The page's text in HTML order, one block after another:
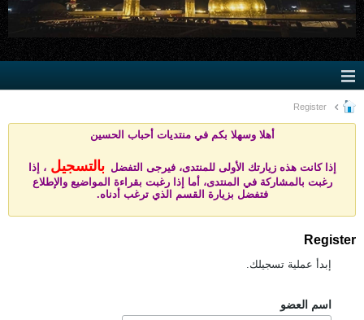
Register
أهلا وسهلا بكم في منتديات أحباب الحسين
إذا كانت هذه زيارتك الأولى للمنتدى، فيرجى التفضل بالتسجيل ، إذا
رغبت بالمشاركة في المنتدى، أما إذا رغبت بقراءة المواضيع والإطلاع
فتفضل بزيارة القسم الذي ترغب أدناه.
Register
إبدأ عملية تسجيلك.
اسم العضو